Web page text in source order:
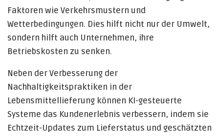
Faktoren wie Verkehrsmustern und
Wetterbedingungen. Dies hilft nicht nur der Umwelt,
sondern hilft auch Unternehmen, ihre
Betriebskosten zu senken.
Neben der Verbesserung der
Nachhaltigkeitspraktiken in der
Lebensmittellieferung können KI-gesteuerte
Systeme das Kundenerlebnis verbessern, indem sie
Echtzeit-Updates zum Lieferstatus und geschätzten